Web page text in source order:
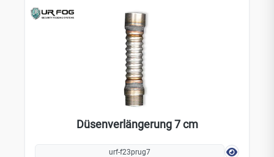
Düsenverlängerung 7 cm
urf-f23prug7